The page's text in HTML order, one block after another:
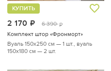
2 170 руб.
6 390 руб.
КУПИТЬ
Комплект штор «Фронморт»
Вуаль 150х250 см — 1 шт., вуаль
150х180 см — 2 шт.